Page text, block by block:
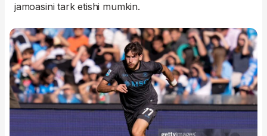
jamoasini tark etishi mumkin.